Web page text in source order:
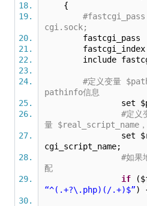
{
#fastcgi_pass
cgi.sock;
fastcgi_pass
fastcgi_index
include
#定义变量
pathinfo信息
set
#定义
量 $real_script_name，
set
cgi_script_name;
#如果地址与引
配
if
“^(.+?\.php)(/.+)$”)
#将文件地